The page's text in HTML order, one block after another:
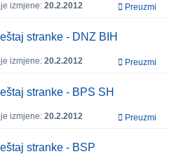
izmjene: 20.2.2012 Preuzmi
stranke - DNZ BIH
izmjene: 20.2.2012 Preuzmi
stranke - BPS SH
izmjene: 20.2.2012 Preuzmi
stranke - BSP